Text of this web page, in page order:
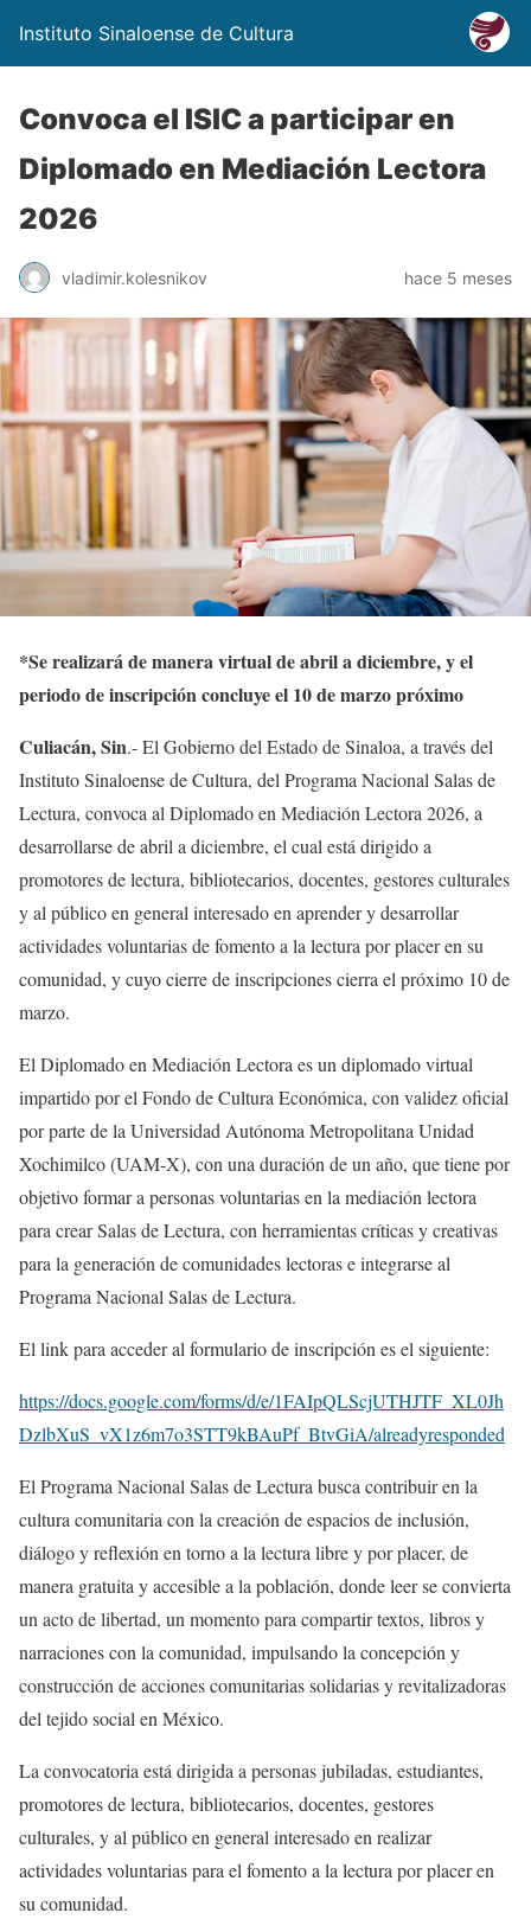
Instituto Sinaloense de Cultura
Convoca el ISIC a participar en
Diplomado en Mediación Lectora
2026
vladimir.kolesnikov hace 5 meses
*Se realizará de manera virtual de abril a diciembre, y el
periodo de inscripción concluye el 10 de marzo próximo
Culiacán, Sin.- El Gobierno del Estado de Sinaloa, a través del
Instituto Sinaloense de Cultura, del Programa Nacional Salas de
Lectura, convoca al Diplomado en Mediación Lectora 2026, a
desarrollarse de abril a diciembre, el cual está dirigido a
promotores de lectura, bibliotecarios, docentes, gestores culturales
y al público en general interesado en aprender y desarrollar
actividades voluntarias de fomento a la lectura por placer en su
comunidad, y cuyo cierre de inscripciones cierra el próximo 10 de
marzo.
El Diplomado en Mediación Lectora es un diplomado virtual
impartido por el Fondo de Cultura Económica, con validez oficial
por parte de la Universidad Autónoma Metropolitana Unidad
Xochimilco (UAM-X), con una duración de un año, que tiene por
objetivo formar a personas voluntarias en la mediación lectora
para crear Salas de Lectura, con herramientas críticas y creativas
para la generación de comunidades lectoras e integrarse al
Programa Nacional Salas de Lectura.
El link para acceder al formulario de inscripción es el siguiente:
https://docs.google.com/forms/d/e/1FAIpQLScjUTHJTF_XL0Jh
DzlbXuS_vX1z6m7o3STT9kBAuPf_BtvGiA/alreadyresponded
El Programa Nacional Salas de Lectura busca contribuir en la
cultura comunitaria con la creación de espacios de inclusión,
diálogo y reflexión en torno a la lectura libre y por placer, de
manera gratuita y accesible a la población, donde leer se convierta
un acto de libertad, un momento para compartir textos, libros y
narraciones con la comunidad, impulsando la concepción y
construcción de acciones comunitarias solidarias y revitalizadoras
del tejido social en México.
La convocatoria está dirigida a personas jubiladas, estudiantes,
promotores de lectura, bibliotecarios, docentes, gestores
culturales, y al público en general interesado en realizar
actividades voluntarias para el fomento a la lectura por placer en
su comunidad.